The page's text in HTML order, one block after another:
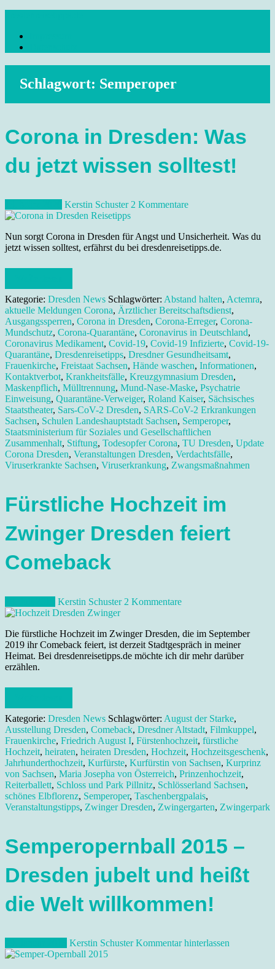
content
Reisetipps Dresden, Sehenswürdigkeiten, Ausflugsziele Sachsen,
Schlagwort: Semperoper
Corona in Dresden: Was
du jetzt wissen solltest!
Kerstin Schuster 2 Kommentare
Nun sorgt Corona in Dresden für Angst und Unsicherheit. Was du
jetzt wissen solltest, erfährst du bei dresdenreisetipps.de.
Kategorie: Dresden News Schlagwörter: Abstand halten, Actemra,
aktuelle Meldungen Corona, Ärztlicher Bereitschaftsdienst,
Ausgangssperren, Corona in Dresden, Corona-Erreger, Corona-
Mundschutz, Corona-Quarantäne, Coronavirus in Deutschland,
Coronavirus Medikament, Covid-19, Covid-19 Infizierte, Covid-19-
Quarantäne, Dresdenreisetipps, Dresdner Gesundheitsamt,
Frauenkirche, Freistaat Sachsen, Hände waschen, Informationen,
Kontaktverbot, Krankheitsfälle, Kreuzgymnasium Dresden,
Maskenpflich, Mülltrennung, Mund-Nase-Maske, Psychatrie
Einweisung, Quarantäne-Verweiger, Roland Kaiser, Sächsisches
Staatstheater, Sars-CoV-2 Dresden, SARS-CoV-2 Erkrankungen
Sachsen, Schulen Landeshauptstadt Sachsen, Semperoper,
Staatsministerium für Soziales und Gesellschaftlichen
Zusammenhalt, Stiftung, Todesopfer Corona, TU Dresden, Update
Corona Dresden, Veranstaltungen Dresden, Verdachtsfälle,
Viruserkrankte Sachsen, Viruserkrankung, Zwangsmaßnahmen
Fürstliche Hochzeit im
Zwinger Dresden feiert
Comeback
Kerstin Schuster 2 Kommentare
Die fürstliche Hochzeit im Zwinger Dresden, die im September
2019 ihr Comeback feiert, ist derzeit Stadtgespräch in meiner
Heimat. Bei dresdenreisetipps.de möchte ich dir mehr darüber
erzählen.
Kategorie: Dresden News Schlagwörter: August der Starke,
Ausstellung Dresden, Comeback, Dresdner Altstadt, Filmkuppel,
Frauenkirche, Friedrich August I, Fürstenhochzeit, fürstliche
Hochzeit, heiraten, heiraten Dresden, Hochzeit, Hochzeitsgeschenk,
Jahrhunderthochzeit, Kurfürste, Kurfürstin von Sachsen, Kurprinz
von Sachsen, Maria Josepha von Österreich, Prinzenhochzeit,
Reiterballett, Schloss und Park Pillnitz, Schlösserland Sachsen,
schönes Elbflorenz, Semperoper, Taschenbergpalais,
Veranstaltungstipps, Zwinger Dresden, Zwingergarten, Zwingerpark
Semperopernball 2015 –
Dresden jubelt und heißt
die Welt willkommen!
Kerstin Schuster Kommentar hinterlassen